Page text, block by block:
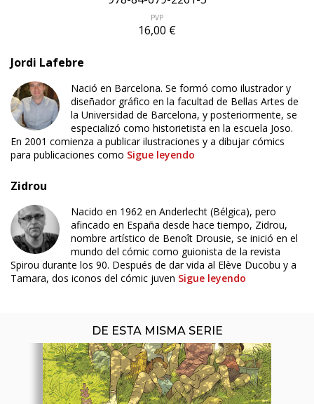
PVP
16,00 €
Jordi Lafebre
Nació en Barcelona. Se formó como ilustrador y
diseñador gráfico en la facultad de Bellas Artes de
la Universidad de Barcelona, y posteriormente, se
especializó como historietista en la escuela Joso.
En 2001 comienza a publicar ilustraciones y a dibujar cómics
para publicaciones como Sigue leyendo
Zidrou
Nacido en 1962 en Anderlecht (Bélgica), pero
afincado en España desde hace tiempo, Zidrou,
nombre artístico de Benoît Drousie, se inició en el
mundo del cómic como guionista de la revista
Spirou durante los 90. Después de dar vida al Elève Ducobu y a
Tamara, dos iconos del cómic juven Sigue leyendo
DE ESTA MISMA SERIE
ÚLTIMO NÚMERO PUBLICADO